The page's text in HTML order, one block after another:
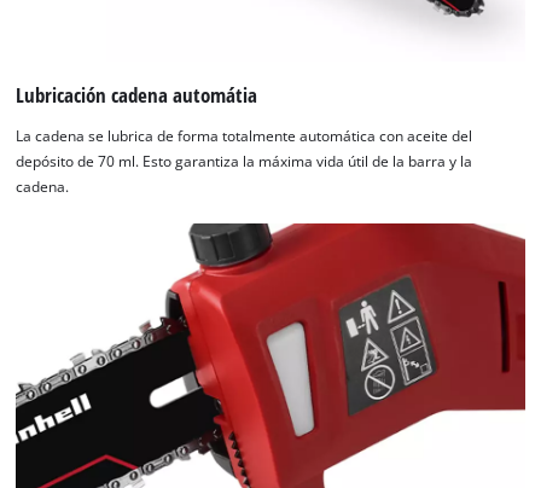
Lubricación cadena automátia
La cadena se lubrica de forma totalmente automática con aceite del
depósito de 70 ml. Esto garantiza la máxima vida útil de la barra y la
cadena.